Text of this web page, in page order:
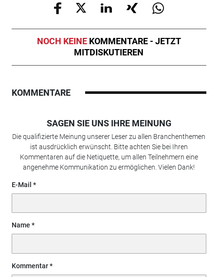
NOCH KEINE KOMMENTARE - JETZT
MITDISKUTIEREN
KOMMENTARE
SAGEN SIE UNS IHRE MEINUNG
Die qualifizierte Meinung unserer Leser zu allen Branchenthemen
ist ausdrücklich erwünscht. Bitte achten Sie bei Ihren
Kommentaren auf die Netiquette, um allen Teilnehmern eine
angenehme Kommunikation zu ermöglichen. Vielen Dank!
E-Mail
Name
Kommentar